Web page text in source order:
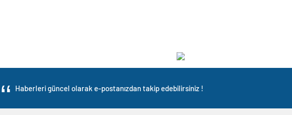
Haberleri güncel olarak e-postanızdan takip edebilirsiniz !